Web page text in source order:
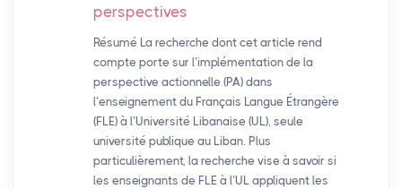
perspectives
Résumé La recherche dont cet article rend
compte porte sur l’implémentation de la
perspective actionnelle (PA) dans
l’enseignement du Français Langue Étrangère
(FLE) à l’Université Libanaise (UL), seule
université publique au Liban. Plus
particulièrement, la recherche vise à savoir si
les enseignants de FLE à l’UL appliquent les